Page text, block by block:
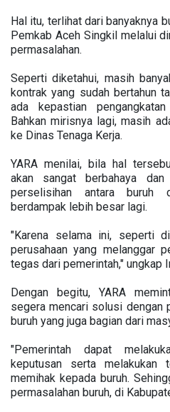
Hal itu, terlihat dari banyaknya
Pemkab Aceh Singkil melalui
permasalahan.
Seperti diketahui, masih
kontrak yang sudah bertahun
ada kepastian
Bahkan mirisnya lagi, masih
ke Dinas Tenaga Kerja.
YARA menilai, bila hal
akan sangat berbahaya
perselisihan antara buruh
berdampak lebih besar lagi.
"Karena selama ini, seperti
perusahaan yang melanggar
tegas dari pemerintah," ungkap
Dengan begitu, YARA
segera mencari solusi dengan
buruh yang juga bagian dari
"Pemerintah dapat
keputusan serta melakukan
memihak kepada buruh.
permasalahan buruh, di